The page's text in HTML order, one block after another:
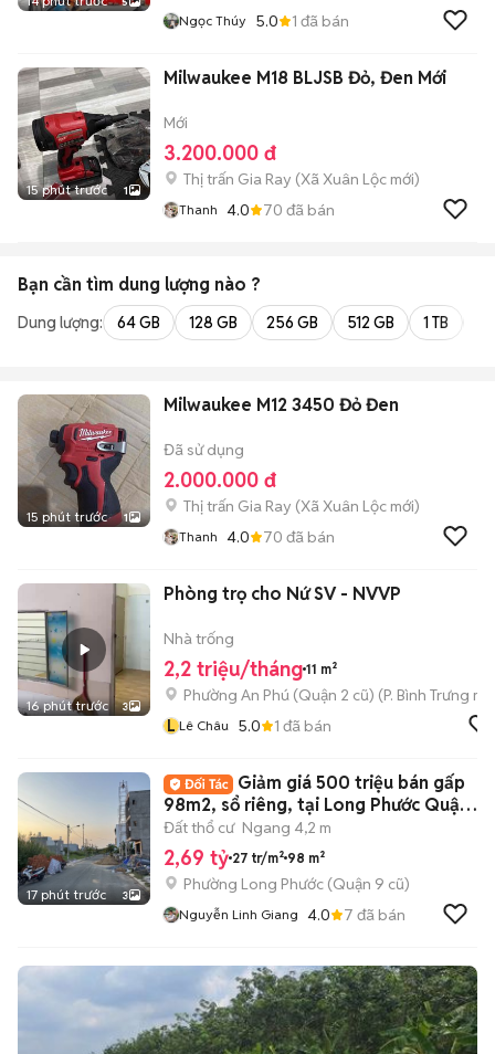
Ngọc Thúy 5.0 1 đã bán
15 phút trước 1
Milwaukee M18 BLJSB Đỏ, Đen Mới
Mới
3.200.000 đ
Thị trấn Gia Ray (Xã Xuân Lộc mới)
Thanh 4.0 70 đã bán
Bạn cần tìm dung lượng nào ?
Dung lượng: 64 GB 128 GB 256 GB 512 GB 1 TB
15 phút trước 1
Milwaukee M12 3450 Đỏ Đen
Đã sử dụng
2.000.000 đ
Thị trấn Gia Ray (Xã Xuân Lộc mới)
Thanh 4.0 70 đã bán
16 phút trước 3
Phòng trọ cho Nứ SV - NVVP
Nhà trống
2,2 triệu/tháng 11 m²
Phường An Phú (Quận 2 cũ) (P. Bình Trưng
L Lê Châu 5.0 1 đã bán
17 phút trước 3
Giảm giá 500 triệu bán gấp
98m2, sổ riêng, tại Long Phước Quận
9, HCM
Đất thổ cư Ngang 4,2 m
2,69 tỷ 27 tr/m² 98 m²
Phường Long Phước (Quận 9 cũ)
Nguyễn Linh Giang 4.0 7 đã bán